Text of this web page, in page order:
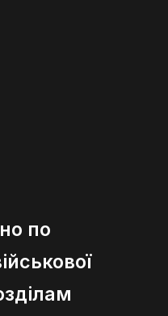
по